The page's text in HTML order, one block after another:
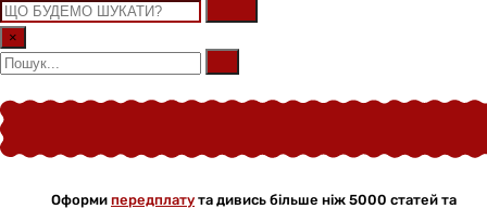
×
Оформи передплату та дивись більше ніж 5000 статей та